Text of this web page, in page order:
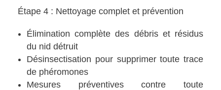
Étape 4 : Nettoyage complet et prévention
Élimination complète des débris et résidus
du nid détruit
Désinsectisation pour supprimer toute trace
de phéromones
Mesures préventives contre toute